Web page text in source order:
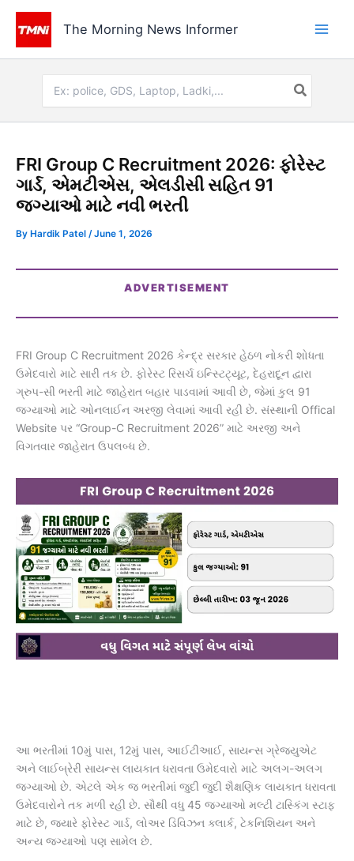
Skip
content
The Morning News Informer
for:
FRI Group C Recruitment 2026: ફોરેસ્ટ
ગાર્ડ, એમટીએસ, એલડીસી સહિત 91
જગ્યાઓ માટે નવી ભરતી
By Hardik Patel /June 1, 2026
ADVERTISEMENT
FRI Group C Recruitment 2026 કેન્દ્ર સરકાર હેઠળ નોકરી શોધતા
ઉમેદવારો માટે સારી તક છે. ફોરેસ્ટ રિસર્ચ ઇન્સ્ટિટ્યૂટ, દેહરાદૂન દ્વારા
ગ્રુપ-સી ભરતી માટે જાહેરાત બહાર પાડવામાં આવી છે, જેમાં કુલ 91
જગ્યાઓ માટે ઓનલાઈન અરજી લેવામાં આવી રહી છે. સંસ્થાની Offical
Website પર “Group-C Recruitment 2026” માટે અરજી અને
વિગતવાર જાહેરાત ઉપલબ્ધ છે.
આ ભરતીમાં 10મું પાસ, 12મું પાસ, આઈટીઆઈ, સાયન્સ ગ્રેજ્યુએટ
અને લાઈબ્રેરી સાયન્સ લાયકાત ધરાવતા ઉમેદવારો માટે અલગ-અલગ
જગ્યાઓ છે. એટલે એક જ ભરતીમાં જુદી જુદી શૈક્ષણિક લાયકાત ધરાવતા
ઉમેદવારોને તક મળી રહી છે. સૌથી વધુ 45 જગ્યાઓ મલ્ટી ટાસ્કિંગ સ્ટાફ
માટે છે, જ્યારે ફોરેસ્ટ ગાર્ડ, લોઅર ડિવિઝન ક્લાર્ક, ટેકનિશિયન અને
અન્ય જગ્યાઓ પણ સામેલ છે.